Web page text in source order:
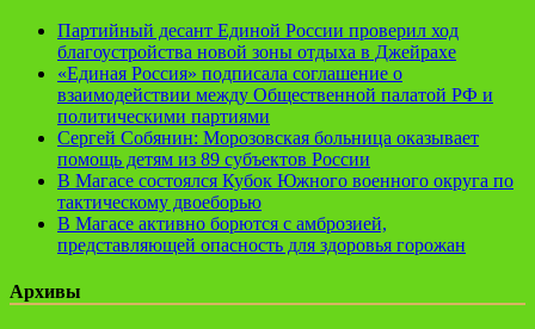
Партийный десант Единой России проверил ход
благоустройства новой зоны отдыха в Джейрахе
«Единая Россия» подписала соглашение о
взаимодействии между Общественной палатой РФ и
политическими партиями
Сергей Собянин: Морозовская больница оказывает
помощь детям из 89 субъектов России
В Магасе состоялся Кубок Южного военного округа по
тактическому двоеборью
В Магасе активно борются с амброзией,
представляющей опасность для здоровья горожан
Архивы